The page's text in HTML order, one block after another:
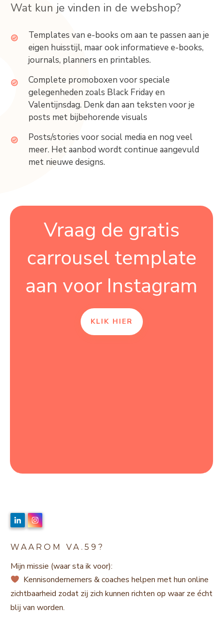
Wat kun je vinden in de webshop?
Templates van e-books om aan te passen aan je
eigen huisstijl, maar ook informatieve e-books,
journals, planners en printables.
Complete promoboxen voor speciale
gelegenheden zoals Black Friday en
Valentijnsdag. Denk dan aan teksten voor je
posts met bijbehorende visuals
Posts/stories voor social media en nog veel
meer. Het aanbod wordt continue aangevuld
met nieuwe designs.
Vraag de gratis
carrousel template
aan voor Instagram
KLIK HIER
WAAROM VA.59?
Mijn missie (waar sta ik voor):
Kennisondernemers & coaches helpen met hun online
zichtbaarheid zodat zij zich kunnen richten op waar ze écht
blij van worden.